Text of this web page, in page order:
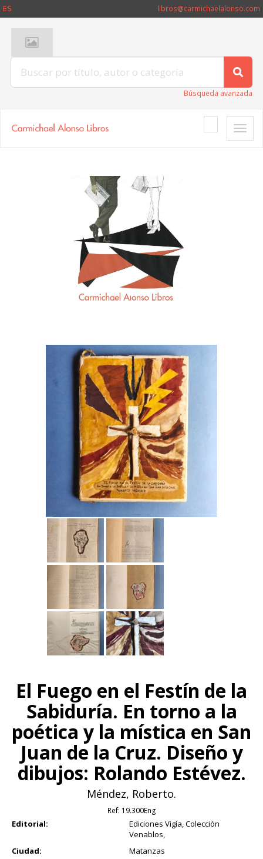
ES libros@carmichaelalonso.com
Búsqueda avanzada
Toggle
El Fuego en el Festín de la
Sabiduría. En torno a la
poética y la mística en San
Juan de la Cruz. Diseño y
dibujos: Rolando Estévez.
Méndez, Roberto.
Ref: 19.300Eng
Editorial:
Ediciones Vigía, Colección
Venablos,
Ciudad:
Matanzas